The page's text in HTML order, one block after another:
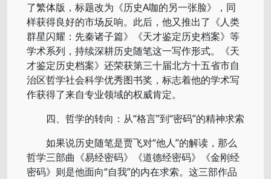
了繁体版，标题改为《历史A咖的另一张脸》，同
样获得良好的市场反响。此后，他又推出了《人类
群星闪耀：先秦诸子篇》《天才鉴定历史档案》等
学术系列，持续深耕历史随笔这一写作形式。《天
才鉴定历史档案》还荣获第三十届北方十五省市自
治区哲学社会科学优秀图书奖，标志着他的学术写
作获得了来自专业领域的权威肯定。
四、哲学的转向：从“格言”到“密码”的精神求索
如果说历史随笔是贾飞对“他人”的解读，那么
哲学三部曲《易经密码》《道德经密码》《金刚经
密码》则是他面向“自我”的内在求索。这三部作品